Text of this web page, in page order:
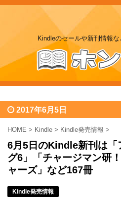
Kindleのセールや新刊情報
2017年6月5日
HOME > Kindle > Kindle発売情報 >
6月5日のKindle新刊は「
グ6」「チャージマン研
ャーズ」など167冊
Kindle発売情報